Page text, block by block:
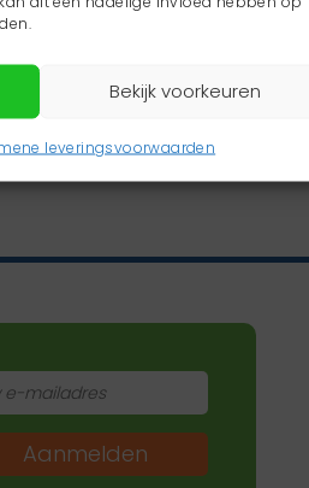
Bekijk voorkeuren
leveringsvoorwaarden
Aanmelden